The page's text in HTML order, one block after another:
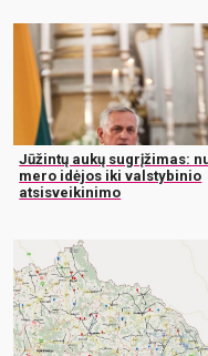
Jūžintų aukų sugrįžimas:
mero idėjos iki valstybinio
atsisveikinimo